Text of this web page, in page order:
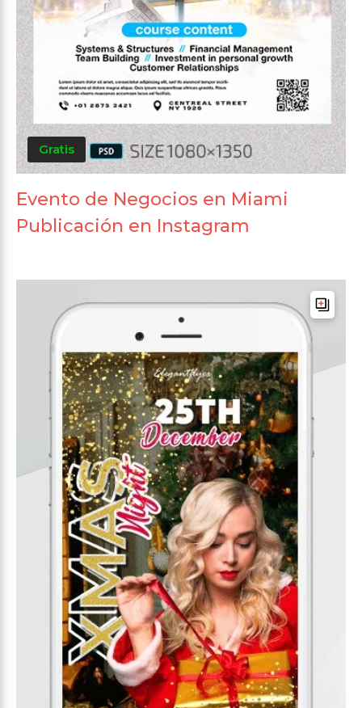
Gratis
Evento de Negocios en Miami
Publicación en Instagram